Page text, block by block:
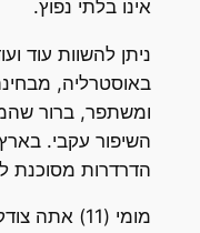
אינו בלתי נפוץ.
ניתן להשוות עוד
באוסטרליה,
ומשתפר, ברור
השיפור עקבי.
הדרדרות מסוכנת
מומי (11)